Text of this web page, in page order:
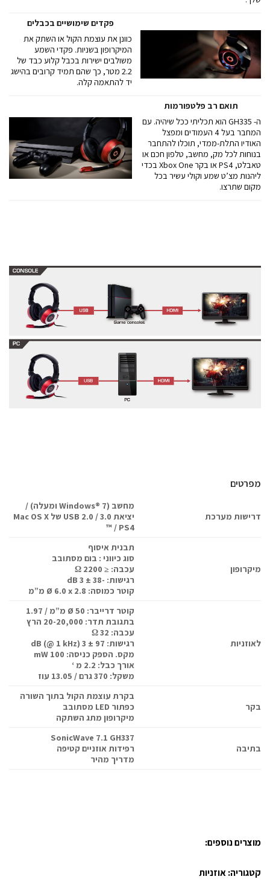
פקדים שימושיים בכבלים
כוונן את עוצמת הקול או השתק את
המיקרופון בשניות. פקדי השמע
משולבים ישירות בכבל קלוע כבד של
2.2 מטר, כך שהם תמיד קרובים בהישג
יד להתאמה קלה.
תואם רב פלטפורמות
ה- GH335 הוא תכליתי ככל שיהיה. עם
המחבר בעל 4 העמודים ומפצל
האודיו התלת-ממדי, תוכלו להתחבר
בנוחות לכל מק, מחשב, טלפון חכם או
טאבלט, PS4 או בקר Xbox One בכדי
ליהנות מצ’ט שמע וקולי עשיר בכל
מקום שתרצו.
מפרטים
דרישות מערכת
מחשב (Windows® 7 ומעלה) /
יציאת USB 2.0 / 3.0 של Mac OS X
/ PS4 ™
מיקרופון
תבנית איסוף
סוג כיווני : בום מסתובב
עכבה: ≤ 2200 Ω
רגישות: -38 ± 3 dB
קוטר כמוסה: Ø 6.0 x 2.8 מ”מ
לאוזניות
קוטר דרייבר: Ø 50 מ”מ / 1.97
בתגובת תדר: 20-20,000 הרץ
עכבה: 32 Ω
רגישות: 97 ± 3 dB (@ 1 kHz)
מקס. הספק כניסה: 100 mW
אורך כבל: 2.2 מ ‘
משקל: 370 גרם / 13.05 עוז
בקר
בקרת עוצמת הקול בתוך השורה
כפתור LED מסתובב
מיקרופון מתג השתקה
בתיבה
SonicWave 7.1 GH337
רפידות אוזניים קטיפה
מדריך מהיר
מוצרים נוספים:
קטגוריה:אוזניות